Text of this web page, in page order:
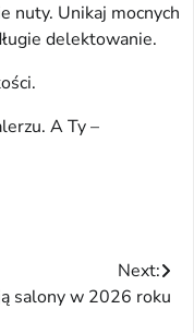
nuty. Unikaj mocnych
delektowanie.
A Ty –
Next:
salony w 2026 roku